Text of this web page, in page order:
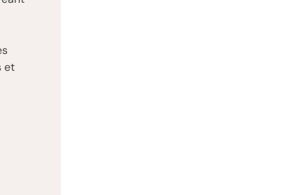
et